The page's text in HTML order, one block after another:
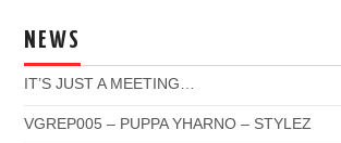
NEWS
IT’S JUST A MEETING…
VGREP005 – PUPPA YHARNO – STYLEZ